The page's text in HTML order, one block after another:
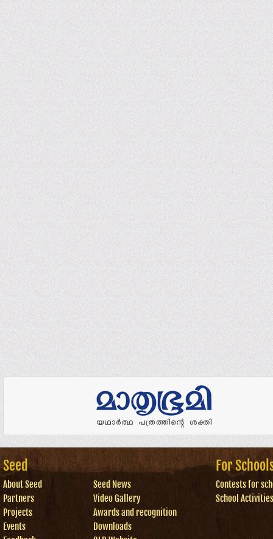
Seed
About Seed
Partners
Projects
Events
Seed News
Video Gallery
Awards and recognition
Downloads
For
Contests for
School Activities